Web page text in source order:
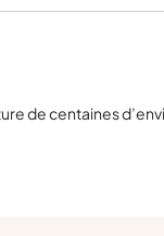
de centaines